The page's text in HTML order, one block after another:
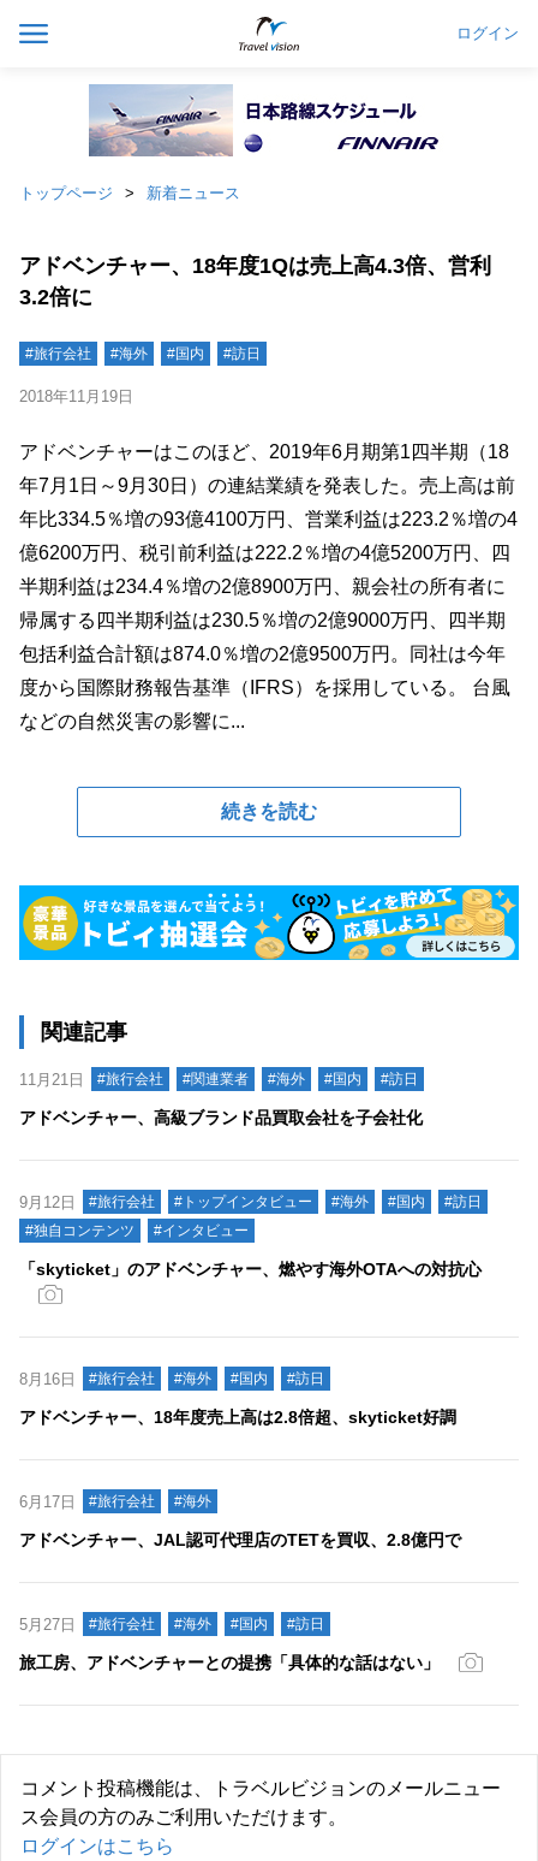
ログイン
トップページ 新着ニュース
アドベンチャー、18年度1Qは売上高4.3倍、営利
3.2倍に
#旅行会社 #海外 #国内 #訪日
2018年11月19日
アドベンチャーはこのほど、2019年6月期第1四半期（18
年7月1日～9月30日）の連結業績を発表した。売上高は前
年比334.5％増の93億4100万円、営業利益は223.2％増の4
億6200万円、税引前利益は222.2％増の4億5200万円、四
半期利益は234.4％増の2億8900万円、親会社の所有者に
帰属する四半期利益は230.5％増の2億9000万円、四半期
包括利益合計額は874.0％増の2億9500万円。同社は今年
度から国際財務報告基準（IFRS）を採用している。 台風
などの自然災害の影響に...
続きを読む
関連記事
11月21日 #旅行会社 #関連業者 #海外 #国内 #訪日
アドベンチャー、高級ブランド品買取会社を子会社化
9月12日 #旅行会社 #トップインタビュー #海外 #国内
#訪日
#独自コンテンツ
#インタビュー
「skyticket」のアドベンチャー、燃やす海外OTAへの対抗心
8月16日 #旅行会社 #海外 #国内 #訪日
アドベンチャー、18年度売上高は2.8倍超、skyticket好調
6月17日 #旅行会社 #海外
アドベンチャー、JAL認可代理店のTETを買収、2.8億円で
5月27日 #旅行会社 #海外 #国内 #訪日
旅工房、アドベンチャーとの提携「具体的な話はない」
コメント投稿機能は、トラベルビジョンのメールニュー
ス会員の方のみご利用いただけます。
ログインはこちら